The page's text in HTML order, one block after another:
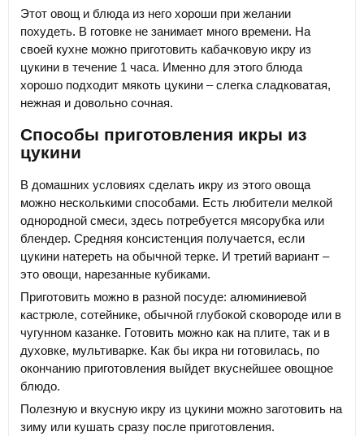
Этот овощ и блюда из него хороши при желании
похудеть. В готовке не занимает много времени. На
своей кухне можно приготовить кабачковую икру из
цукини в течение 1 часа. Именно для этого блюда
хорошо подходит мякоть цукини – слегка сладковатая,
нежная и довольно сочная.
Способы приготовления икры из
цукини
В домашних условиях сделать икру из этого овоща
можно несколькими способами. Есть любители мелкой
однородной смеси, здесь потребуется мясорубка или
блендер. Средняя консистенция получается, если
цукини натереть на обычной терке. И третий вариант –
это овощи, нарезанные кубиками.
Приготовить можно в разной посуде: алюминиевой
кастрюле, сотейнике, обычной глубокой сковороде или в
чугунном казанке. Готовить можно как на плите, так и в
духовке, мультиварке. Как бы икра ни готовилась, по
окончанию приготовления выйдет вкуснейшее овощное
блюдо.
Полезную и вкусную икру из цукини можно заготовить на
зиму или кушать сразу после приготовления.